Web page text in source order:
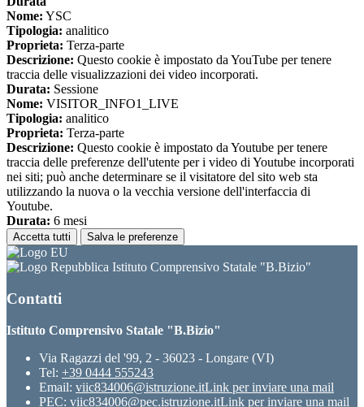
Nome: YSC
Tipologia: analitico
Proprieta: Terza-parte
Descrizione: Questo cookie è impostato da YouTube per tenere
traccia delle visualizzazioni dei video incorporati.
Durata: Sessione
Nome: VISITOR_INFO1_LIVE
Tipologia: analitico
Proprieta: Terza-parte
Descrizione: Questo cookie è impostato da Youtube per tenere
traccia delle preferenze dell'utente per i video di Youtube incorporati
nei siti; può anche determinare se il visitatore del sito web sta
utilizzando la nuova o la vecchia versione dell'interfaccia di
Youtube.
Durata: 6 mesi
Accetta tutti Salva le preferenze
Istituto Comprensivo Statale "B.Bizio"
Contatti
Istituto Comprensivo Statale "B.Bizio"
Via Ragazzi del '99, 2 - 36023 - Longare (VI)
Tel: +39 0444 555243
Email: viic834006@istruzione.itLink per inviare una mail
PEC: viic834006@pec.istruzione.itLink per inviare una mail